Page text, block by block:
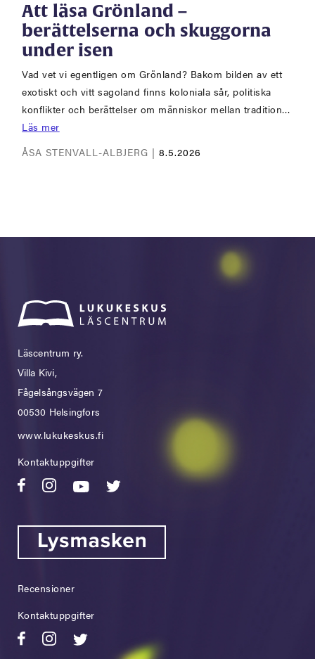
Att läsa Grönland –
berättelserna och skuggorna
under isen
Vad vet vi egentligen om Grönland? Bakom bilden av ett
exotiskt och vitt sagoland finns koloniala sår, politiska
konflikter och berättelser om människor mellan tradition…
Läs mer
ÅSA STENVALL-ALBJERG |8.5.2026
Läscentrum ry.
Villa Kivi,
Fågelsångsvägen 7
00530 Helsingfors
www.lukukeskus.fi
Kontaktuppgifter
Recensioner
Kontaktuppgifter